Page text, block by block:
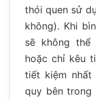
thói quen sử
không). Khi
sẽ không
hoặc chỉ kêu
tiết kiệm
quy bên trong